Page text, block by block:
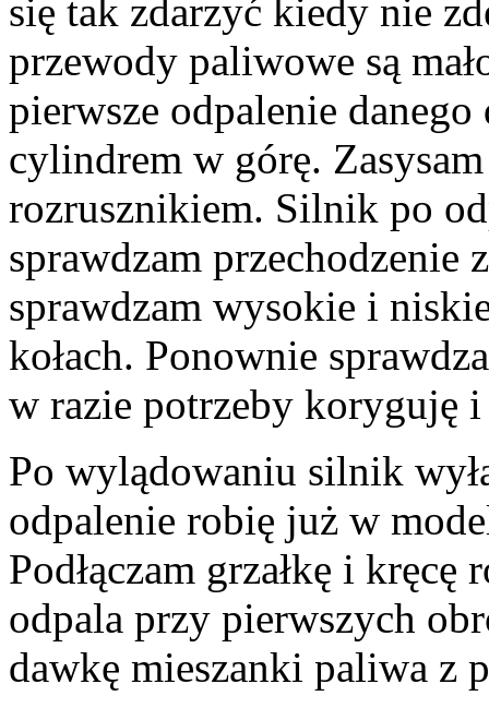
się tak zdarzyć kiedy nie
przewody paliwowe są
pierwsze odpalenie
cylindrem w górę.
rozrusznikiem. Silnik po
sprawdzam
sprawdzam wysokie i
kołach. Ponownie
w razie potrzeby koryguję
Po wylądowaniu silnik
odpalenie robię już w
Podłączam grzałkę i
odpala przy pierwszych
dawkę mieszanki paliwa z